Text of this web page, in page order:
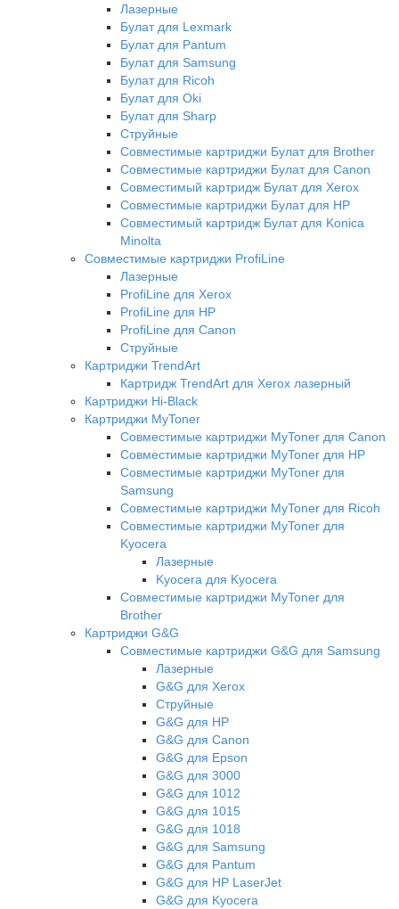
Лазерные
Булат для Lexmark
Булат для Pantum
Булат для Samsung
Булат для Ricoh
Булат для Oki
Булат для Sharp
Струйные
Совместимые картриджи Булат для Brother
Совместимые картриджи Булат для Canon
Совместимый картридж Булат для Xerox
Совместимые картриджи Булат для HP
Совместимый картридж Булат для Konica
Minolta
Совместимые картриджи ProfiLine
Лазерные
ProfiLine для Xerox
ProfiLine для HP
ProfiLine для Canon
Струйные
Картриджи TrendArt
Картридж TrendArt для Xerox лазерный
Картриджи Hi-Black
Картриджи MyToner
Совместимые картриджи MyToner для Canon
Совместимые картриджи MyToner для HP
Совместимые картриджи MyToner для
Samsung
Совместимые картриджи MyToner для Ricoh
Совместимые картриджи MyToner для
Kyocera
Лазерные
Kyocera для Kyocera
Совместимые картриджи MyToner для
Brother
Картриджи G&G
Совместимые картриджи G&G для Samsung
Лазерные
G&G для Xerox
Струйные
G&G для HP
G&G для Canon
G&G для Epson
G&G для 3000
G&G для 1012
G&G для 1015
G&G для 1018
G&G для Samsung
G&G для Pantum
G&G для НР LaserJet
G&G для Kyocera